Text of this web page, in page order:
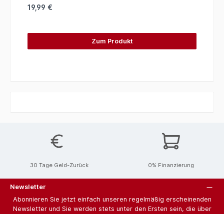
19,99 €
Zum Produkt
30 Tage Geld-Zurück 0% Finanzierung
Newsletter
Abonnieren Sie jetzt einfach unseren regelmäßig erscheinenden
Newsletter und Sie werden stets unter den Ersten sein, die über